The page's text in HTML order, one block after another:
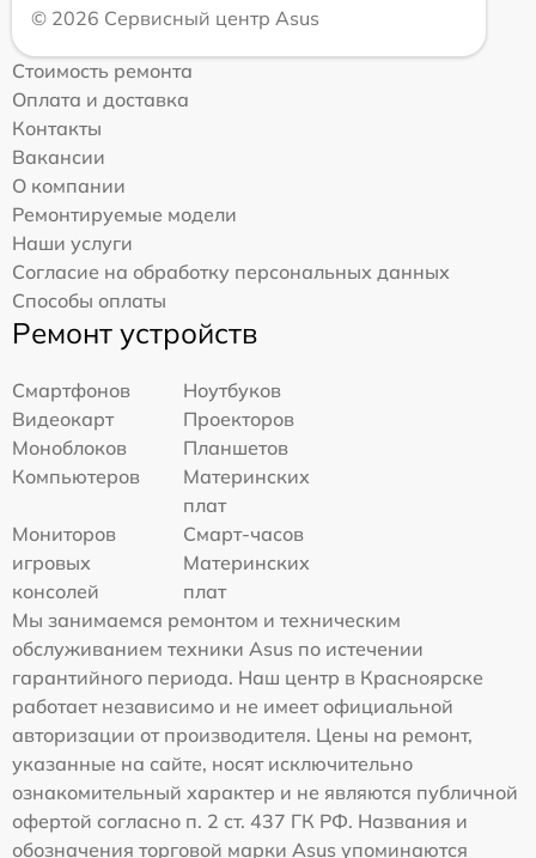
© 2026 Сервисный центр Asus
Стоимость ремонта
Оплата и доставка
Контакты
Вакансии
О компании
Ремонтируемые модели
Наши услуги
Согласие на обработку персональных данных
Способы оплаты
Ремонт устройств
Смартфонов
Ноутбуков
Видеокарт
Проекторов
Моноблоков
Планшетов
Компьютеров
Материнских
плат
Мониторов
Смарт-часов
игровых
консолей
Материнских
плат
Мы занимаемся ремонтом и техническим
обслуживанием техники Asus по истечении
гарантийного периода. Наш центр в Красноярске
работает независимо и не имеет официальной
авторизации от производителя. Цены на ремонт,
указанные на сайте, носят исключительно
ознакомительный характер и не являются публичной
офертой согласно п. 2 ст. 437 ГК РФ. Названия и
обозначения торговой марки Asus упоминаются